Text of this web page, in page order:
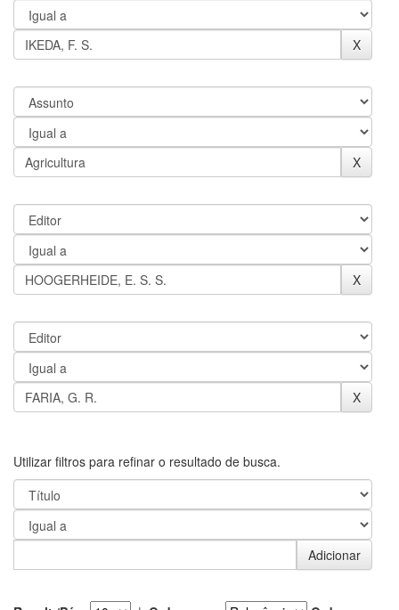
Utilizar filtros para refinar o resultado de busca.